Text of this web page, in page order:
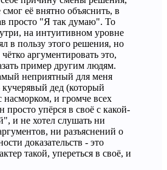
её внятно объяснить, в
просто "Я так думаю". То
на интуитивном уровне
в пользу этого решения, но
аргументировать это,
пример другим людям.
неприятный для меня
дед (который
и громче всех
просто упёрся в своё с какой-
и не хотел слушать ни
ни разъяснений о
доказательств - это
такой, упереться в своё, и